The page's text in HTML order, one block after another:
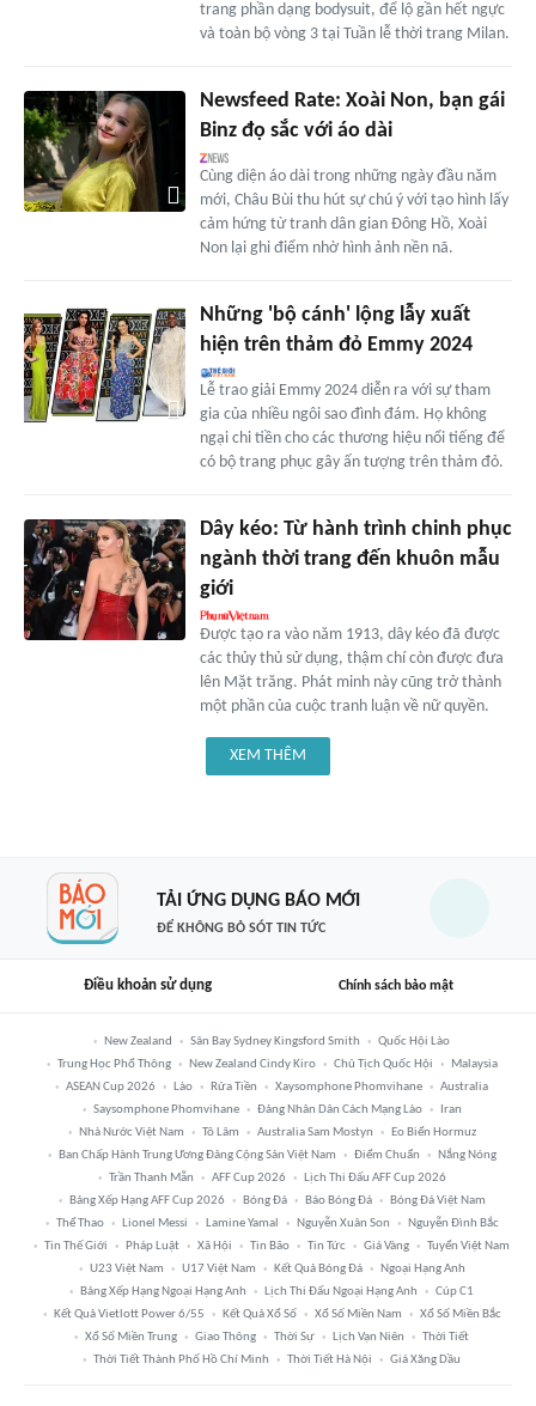
trang phần dạng bodysuit, để lộ gần hết ngực
và toàn bộ vòng 3 tại Tuần lễ thời trang Milan.
Newsfeed Rate: Xoài Non, bạn gái
Binz đọ sắc với áo dài
Cùng diện áo dài trong những ngày đầu năm
mới, Châu Bùi thu hút sự chú ý với tạo hình lấy
cảm hứng từ tranh dân gian Đông Hồ, Xoài
Non lại ghi điểm nhờ hình ảnh nền nã.
Những 'bộ cánh' lộng lẫy xuất
hiện trên thảm đỏ Emmy 2024
Lễ trao giải Emmy 2024 diễn ra với sự tham
gia của nhiều ngôi sao đình đám. Họ không
ngại chi tiền cho các thương hiệu nổi tiếng để
có bộ trang phục gây ấn tượng trên thảm đỏ.
Dây kéo: Từ hành trình chinh phục
ngành thời trang đến khuôn mẫu
giới
Được tạo ra vào năm 1913, dây kéo đã được
các thủy thủ sử dụng, thậm chí còn được đưa
lên Mặt trăng. Phát minh này cũng trở thành
một phần của cuộc tranh luận về nữ quyền.
XEM THÊM
TẢI ỨNG DỤNG BÁO MỚI
ĐỂ KHÔNG BỎ SÓT TIN TỨC
Điều khoản sử dụng Chính sách bảo mật
New Zealand Sân Bay Sydney Kingsford Smith
Quốc Hội Lào
Trung Học Phổ Thông
New Zealand Cindy Kiro Chủ Tịch Quốc Hội
Malaysia
ASEAN Cup 2026
Lào Rửa Tiền Xaysomphone Phomvihane
Australia
Saysomphone Phomvihane
Đảng Nhân Dân Cách Mạng Lào
Iran
Nhà Nước Việt Nam
Tô Lâm Australia Sam Mostyn
Eo Biển Hormuz
Ban Chấp Hành Trung Ương Đảng Cộng Sản Việt Nam
Điểm Chuẩn
Nắng Nóng
Trần Thanh Mẫn
AFF Cup 2026
Lịch Thi Đấu AFF Cup 2026
Bảng Xếp Hạng AFF Cup 2026
Bóng Đá Báo Bóng Đá
Bóng Đá Việt Nam
Thể Thao
Lionel Messi Lamine Yamal Nguyễn Xuân Son
Nguyễn Đình Bắc
Tin Thế Giới
Pháp Luật Xã Hội Tin Bão Tin Tức Giá Vàng
Tuyển Việt Nam
U23 Việt Nam
U17 Việt Nam Kết Quả Bóng Đá
Ngoại Hạng Anh
Bảng Xếp Hạng Ngoại Hạng Anh
Lịch Thi Đấu Ngoại Hạng Anh
Cúp C1
Kết Quả Vietlott Power 6/55
Kết Quả Xổ Số Xổ Số Miền Nam
Xổ Số Miền Bắc
Xổ Số Miền Trung
Giao Thông Thời Sự Lịch Vạn Niên
Thời Tiết
Thời Tiết Thành Phố Hồ Chí Minh
Thời Tiết Hà Nội Giá Xăng Dầu